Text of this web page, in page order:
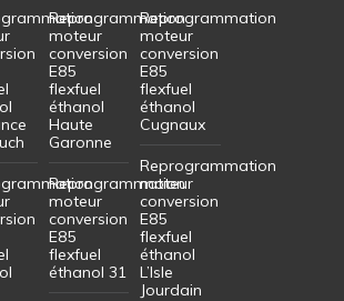
Reprogrammation
moteur
conversion
E85
flexfuel
éthanol
Haute
Garonne
Reprogrammation
moteur
conversion
E85
flexfuel
éthanol 31
Reprogrammation
moteur
conversion
E85
flexfuel
éthanol
Cugnaux
Reprogrammation
moteur
conversion
E85
flexfuel
éthanol
L’Isle
Jourdain